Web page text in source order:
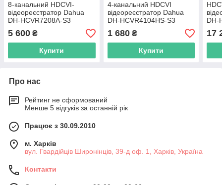
8-канальний HDCVI-
відеореєстратор Dahua
DH-HCVR7208A-S3
5 600 ₴
Купити
4-канальний HDCVI
відеореєстратор Dahua
DH-HCVR4104HS-S3
1 680₴
Купити
DH-
17
Про нас
Рейтинг не сформований
Менше 5 відгуків за останній рік
Працює з 30.09.2010
м. Харків
вул. Гвардійців Широнінців, 39-д оф. 1, Харків, Україна
Контакти